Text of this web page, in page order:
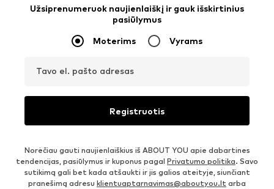
Užsiprenumeruok naujienlaiškį ir gauk išskirtinius
pasiūlymus
Moterims Vyrams
Tavo el. pašto adresas
Registruotis
Norėčiau gauti naujienlaiškius iš ABOUT YOU apie dabartines
tendencijas, pasiūlymus ir kuponus pagal Privatumo politika. Savo
sutikimą gali bet kada atšaukti ir jis galios ateityje, siunčiant
pranešimą adresu klientuaptarnavimas@aboutyou.lt arba